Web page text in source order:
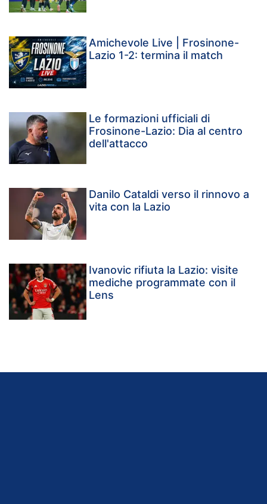
Amichevole Live | Frosinone-
Lazio 1-2: termina il match
Le formazioni ufficiali di
Frosinone-Lazio: Dia al centro
dell'attacco
Danilo Cataldi verso il rinnovo a
vita con la Lazio
Ivanovic rifiuta la Lazio: visite
mediche programmate con il
Lens